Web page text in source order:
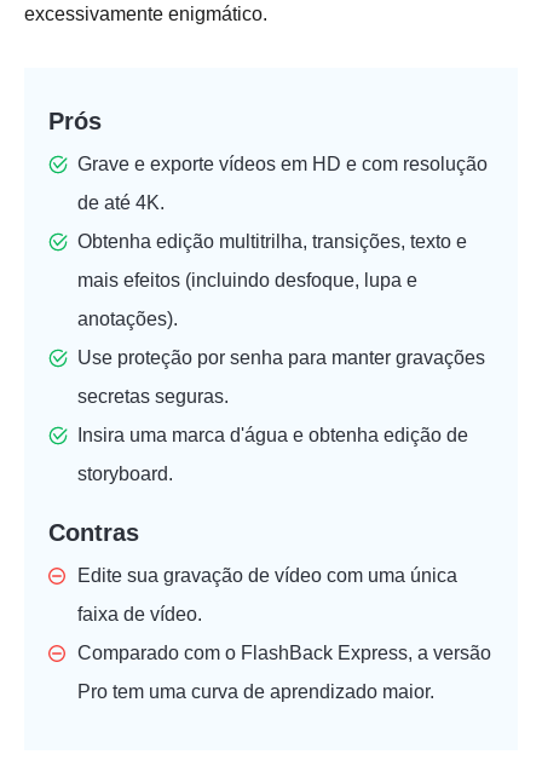
excessivamente enigmático.
Prós
Grave e exporte vídeos em HD e com resolução
de até 4K.
Obtenha edição multitrilha, transições, texto e
mais efeitos (incluindo desfoque, lupa e
anotações).
Use proteção por senha para manter gravações
secretas seguras.
Insira uma marca d'água e obtenha edição de
storyboard.
Contras
Edite sua gravação de vídeo com uma única
faixa de vídeo.
Comparado com o FlashBack Express, a versão
Pro tem uma curva de aprendizado maior.